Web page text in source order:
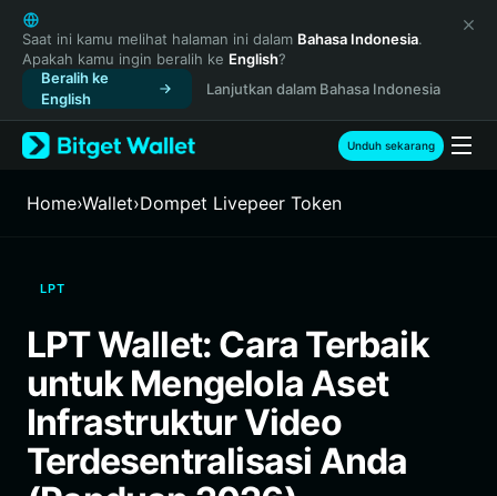
English
日本語
Tiếng Việt
Русский
Español (Latinoamérica)
Türkçe
Français
繁體中文
Bahasa Indonesia
ภาษาไทย
हिन्दी
Español
Português (Brasil)
Español (Argentina)
Saat ini kamu melihat halaman ini dalam Bahasa Indonesia.
Apakah kamu ingin beralih ke English?
Beralih ke
English
Lanjutkan dalam Bahasa Indonesia
Unduh sekarang
Home›Wallet›Dompet Livepeer Token
LPT
LPT Wallet: Cara Terbaik
untuk Mengelola Aset
Infrastruktur Video
Terdesentralisasi Anda